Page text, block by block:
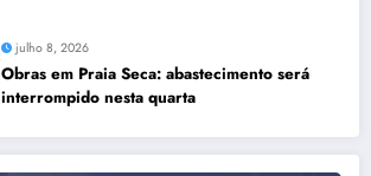
julho 8, 2026
Obras em Praia Seca: abastecimento será
interrompido nesta quarta